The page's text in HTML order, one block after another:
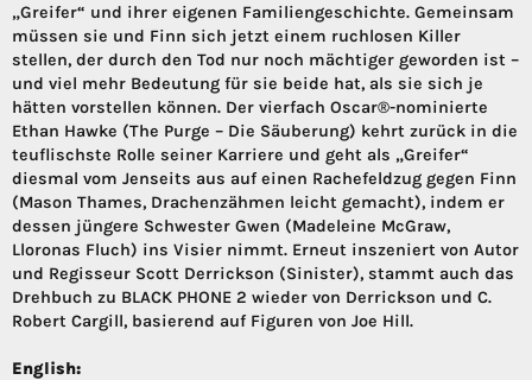
„Greifer“ und ihrer eigenen Familiengeschichte. Gemeinsam
müssen sie und Finn sich jetzt einem ruchlosen Killer
stellen, der durch den Tod nur noch mächtiger geworden ist –
und viel mehr Bedeutung für sie beide hat, als sie sich je
hätten vorstellen können. Der vierfach Oscar®-nominierte
Ethan Hawke (The Purge – Die Säuberung) kehrt zurück in die
teuflischste Rolle seiner Karriere und geht als „Greifer“
diesmal vom Jenseits aus auf einen Rachefeldzug gegen Finn
(Mason Thames, Drachenzähmen leicht gemacht), indem er
dessen jüngere Schwester Gwen (Madeleine McGraw,
Lloronas Fluch) ins Visier nimmt. Erneut inszeniert von Autor
und Regisseur Scott Derrickson (Sinister), stammt auch das
Drehbuch zu BLACK PHONE 2 wieder von Derrickson und C.
Robert Cargill, basierend auf Figuren von Joe Hill.
English: